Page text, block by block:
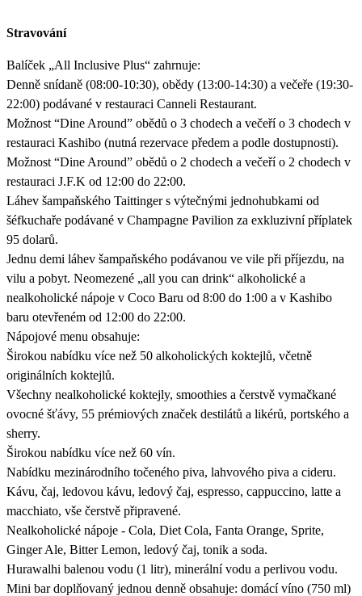
Stravování
Balíček „All Inclusive Plus“ zahrnuje:
Denně snídaně (08:00-10:30), obědy (13:00-14:30) a večeře (19:30-
22:00) podávané v restauraci Canneli Restaurant.
Možnost “Dine Around” obědů o 3 chodech a večeří o 3 chodech v
restauraci Kashibo (nutná rezervace předem a podle dostupnosti).
Možnost “Dine Around” obědů o 2 chodech a večeří o 2 chodech v
restauraci J.F.K od 12:00 do 22:00.
Láhev šampaňského Taittinger s výtečnými jednohubkami od
šéfkuchaře podávané v Champagne Pavilion za exkluzivní příplatek
95 dolarů.
Jednu demi láhev šampaňského podávanou ve vile při příjezdu, na
vilu a pobyt. Neomezené „all you can drink“ alkoholické a
nealkoholické nápoje v Coco Baru od 8:00 do 1:00 a v Kashibo
baru otevřeném od 12:00 do 22:00.
Nápojové menu obsahuje:
Širokou nabídku více než 50 alkoholických koktejlů, včetně
originálních koktejlů.
Všechny nealkoholické koktejly, smoothies a čerstvě vymačkané
ovocné šťávy, 55 prémiových značek destilátů a likérů, portského a
sherry.
Širokou nabídku více než 60 vín.
Nabídku mezinárodního točeného piva, lahvového piva a cideru.
Kávu, čaj, ledovou kávu, ledový čaj, espresso, cappuccino, latte a
macchiato, vše čerstvě připravené.
Nealkoholické nápoje - Cola, Diet Cola, Fanta Orange, Sprite,
Ginger Ale, Bitter Lemon, ledový čaj, tonik a soda.
Hurawalhi balenou vodu (1 litr), minerální vodu a perlivou vodu.
Mini bar doplňovaný jednou denně obsahuje: domácí víno (750 ml)